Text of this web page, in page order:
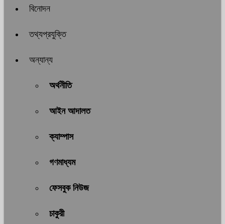
বিনোদন
তথ্যপ্রযুক্তি
অন্যান্য
অর্থনীতি
আইন আদালত
ক্যাম্পাস
গণমাধ্যম
ফেসবুক নিউজ
চাকুরী